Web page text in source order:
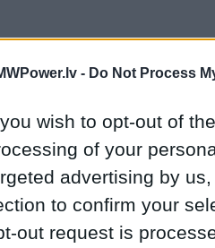
- Do Not Process
wish to opt-out of
of your
advertising by
to confirm your
out request is